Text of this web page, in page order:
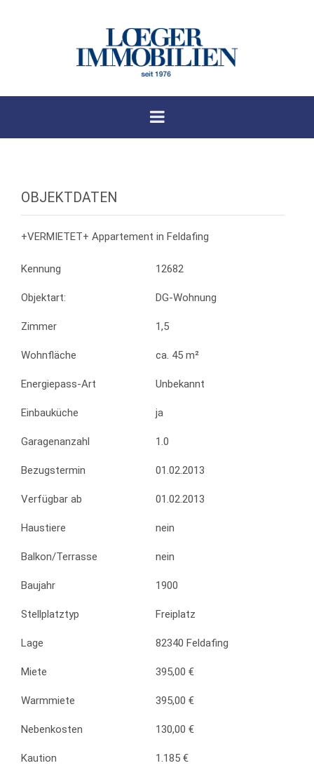
OBJEKTDATEN
+VERMIETET+ Appartement in Feldafing
Kennung 12682
Objektart: DG-Wohnung
Zimmer 1,5
Wohnfläche ca. 45 m²
Energiepass-Art Unbekannt
Einbauküche ja
Garagenanzahl 1.0
Bezugstermin 01.02.2013
Verfügbar ab 01.02.2013
Haustiere nein
Balkon/Terrasse nein
Baujahr 1900
Stellplatztyp Freiplatz
Lage 82340 Feldafing
Miete 395,00 €
Warmmiete 395,00 €
Nebenkosten 130,00 €
Kaution 1.185 €